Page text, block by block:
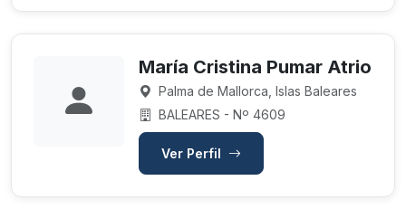
María Cristina Pumar Atrio
Palma de Mallorca, Islas Baleares
BALEARES - Nº 4609
Ver Perfil